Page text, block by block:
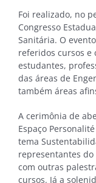
Foi realizado, no
Congresso
Sanitária. O
referidos cursos e
estudantes,
das áreas de
também áreas
A cerimônia de
Espaço
tema
representantes do
com outras
cursos. Já a